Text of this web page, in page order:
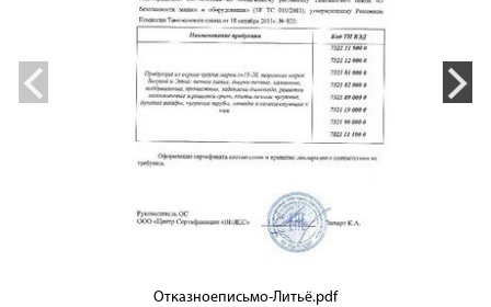
Отказноеписьмо-Литьё.pdf